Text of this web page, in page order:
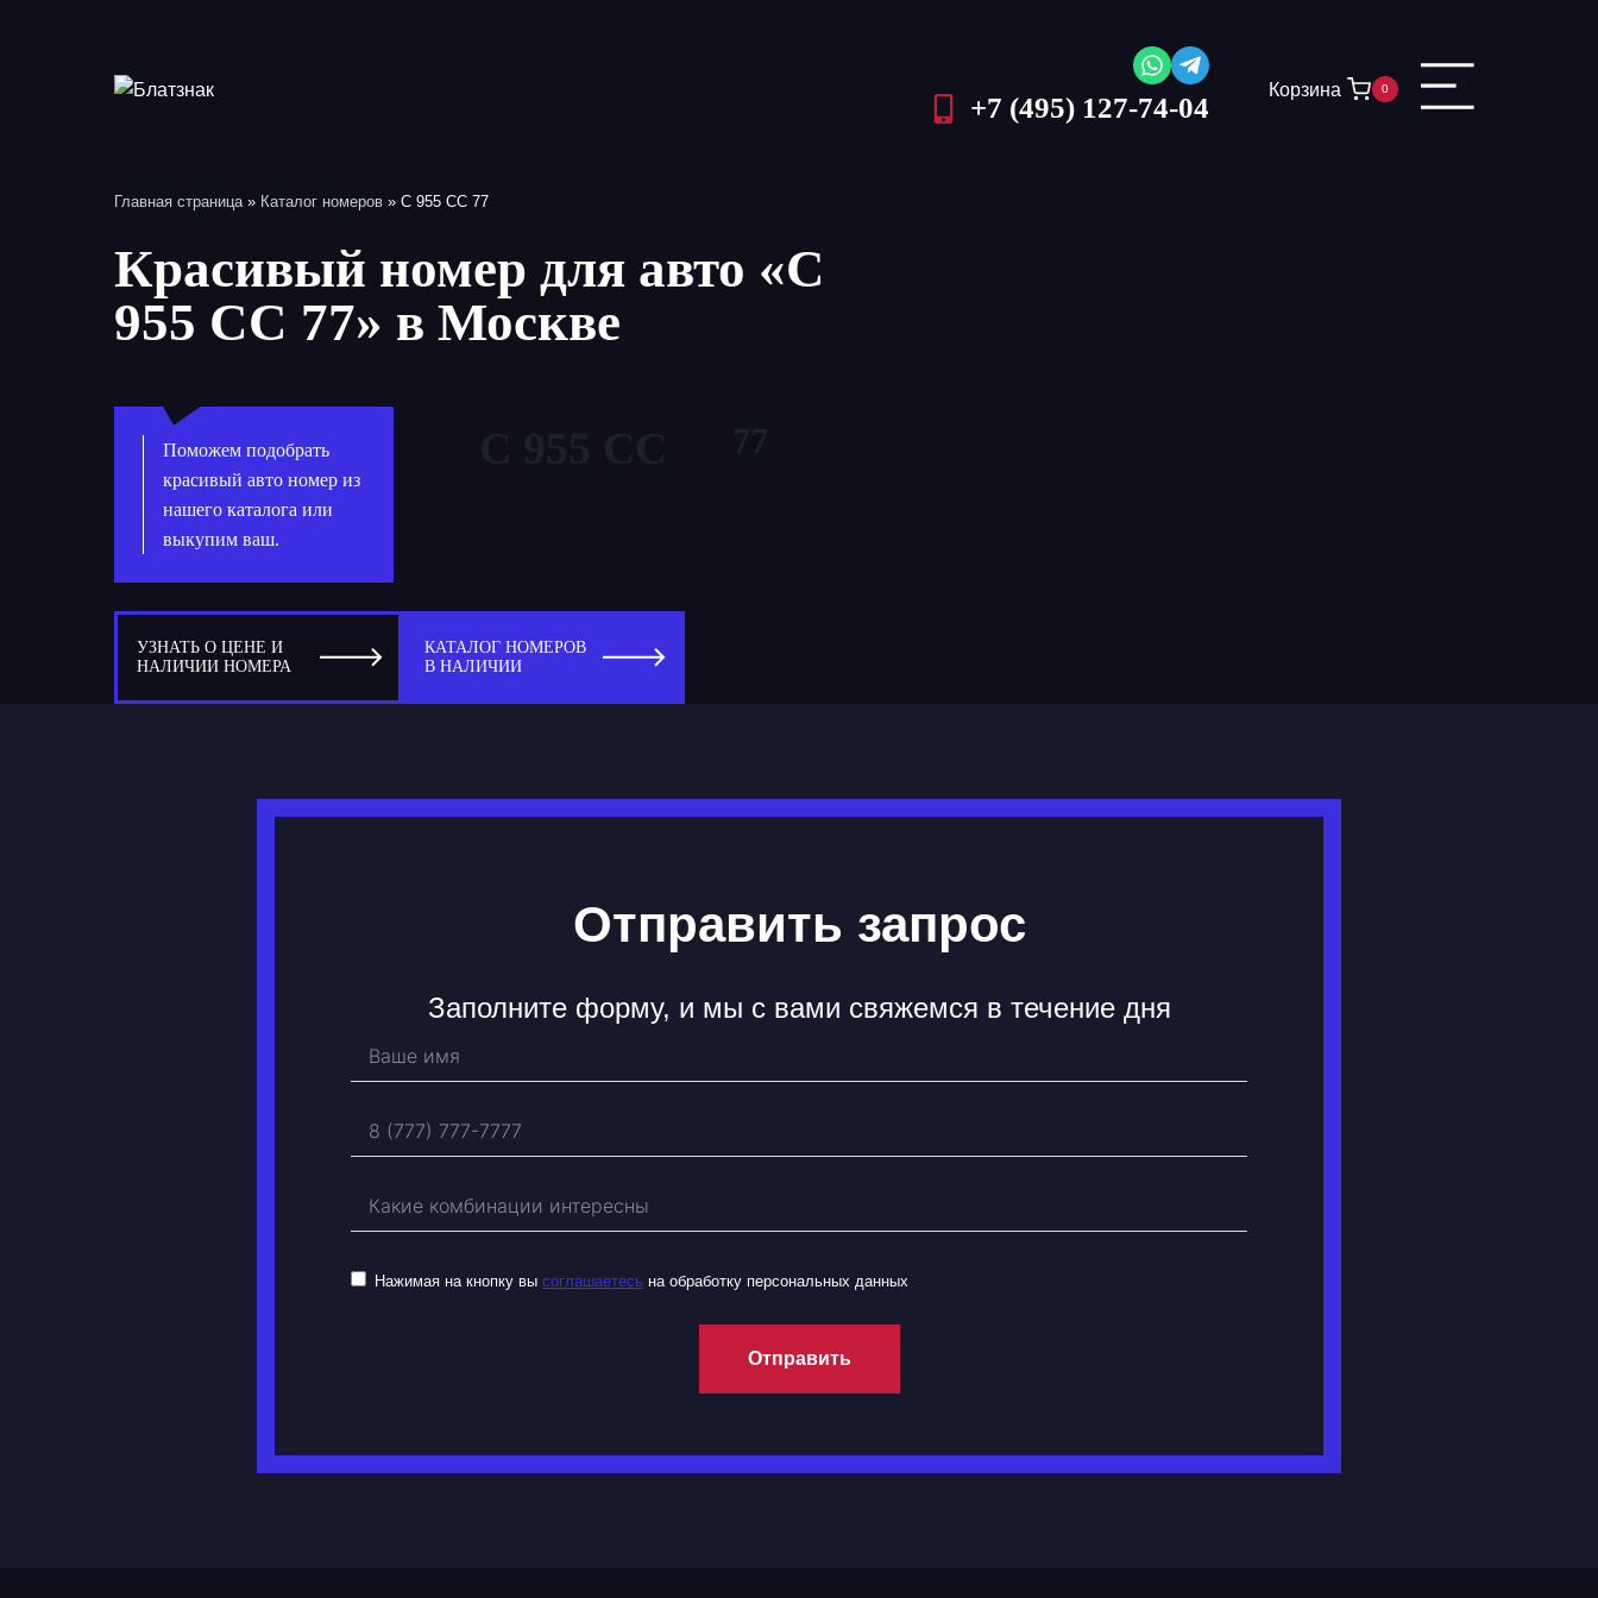
содержимому
+7 (495) 127-74-04
Корзина 0
Главная страница» Каталог номеров » С 955 СС 77
Красивый номер для авто «С
955 СС 77» в Москве
Поможем подобрать
красивый авто номер из
нашего каталога или
выкупим ваш.
УЗНАТЬ О ЦЕНЕ И
НАЛИЧИИ НОМЕРА
КАТАЛОГ НОМЕРОВ
В НАЛИЧИИ
Отправить запрос
Заполните форму, и мы с вами свяжемся в течение дня
Нажимая на кнопку вы соглашаетесь на обработку персональных данных
Отправить